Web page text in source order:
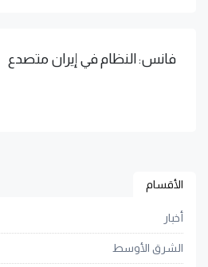
فانس: النظام في إيران متصدع
الأقسام
أخبار
الشرق الأوسط